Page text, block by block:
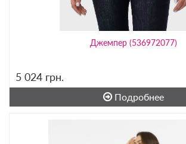
Джемпер (536972077)
5 024 грн.
Подробнее